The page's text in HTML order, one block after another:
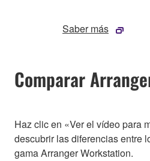
Saber más
Comparar
Haz clic en «Ver el vídeo para
descubrir las diferencias entre
gama Arranger Workstation.